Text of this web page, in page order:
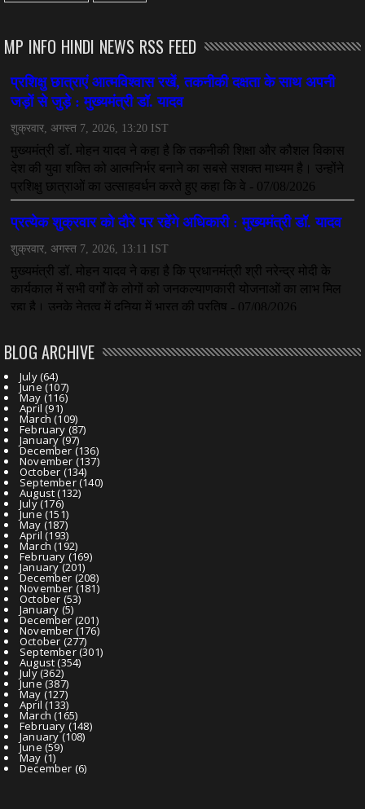
CHHATTISGARH
महादेव ऐप केस में बड़ा एक्शन, सौरभ चंद्राकर हिरासत में
July 08, 2026
CHHATTISGARH
तीजन बाई को याद करेगा छत्तीसगढ़ का लोक कला जगत
July 07, 2026
MP INFO HINDI NEWS RSS FEED
BLOG ARCHIVE
July(64)
June(107)
May (116)
April (91)
March (109)
February (87)
January(97)
December (136)
November (137)
October (134)
September(140)
August(132)
July(176)
June(151)
May (187)
April (193)
March (192)
February (169)
January(201)
December (208)
November (181)
October (53)
January (5)
December(201)
November (176)
October (277)
September(301)
August(354)
July(362)
June(387)
May (127)
April (133)
March (165)
February (148)
January(108)
June (59)
May (1)
December (6)